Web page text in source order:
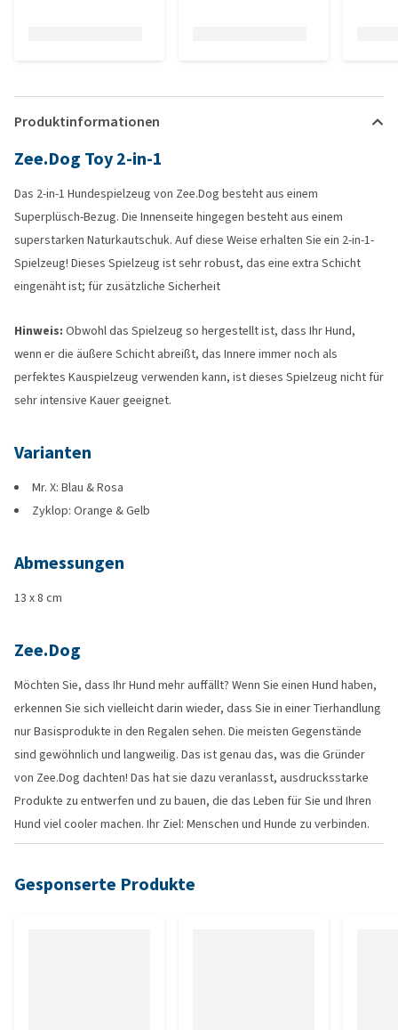
Produktinformationen
Zee.Dog Toy 2-in-1
Das 2-in-1 Hundespielzeug von Zee.Dog besteht aus einem
Superplüsch-Bezug. Die Innenseite hingegen besteht aus einem
superstarken Naturkautschuk. Auf diese Weise erhalten Sie ein 2-in-1-
Spielzeug! Dieses Spielzeug ist sehr robust, das eine extra Schicht
eingenäht ist; für zusätzliche Sicherheit
Hinweis: Obwohl das Spielzeug so hergestellt ist, dass Ihr Hund,
wenn er die äußere Schicht abreißt, das Innere immer noch als
perfektes Kauspielzeug verwenden kann, ist dieses Spielzeug nicht für
sehr intensive Kauer geeignet.
Varianten
Mr. X: Blau & Rosa
Zyklop: Orange & Gelb
Abmessungen
13 x 8 cm
Zee.Dog
Möchten Sie, dass Ihr Hund mehr auffällt? Wenn Sie einen Hund haben,
erkennen Sie sich vielleicht darin wieder, dass Sie in einer Tierhandlung
nur Basisprodukte in den Regalen sehen. Die meisten Gegenstände
sind gewöhnlich und langweilig. Das ist genau das, was die Gründer
von Zee.Dog dachten! Das hat sie dazu veranlasst, ausdrucksstarke
Produkte zu entwerfen und zu bauen, die das Leben für Sie und Ihren
Hund viel cooler machen. Ihr Ziel: Menschen und Hunde zu verbinden.
Gesponserte Produkte